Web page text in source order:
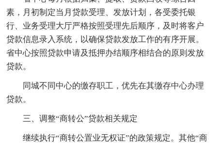
素，月初制定当月贷款受理、发放计划，各受委托银
行、业务受理大厅严格按照受理先后顺序，及时将客户
贷款信息录入系统，以确保贷款发放工作的有序开展。
省中心按照贷款申请及抵押办结顺序相结合的原则发放
贷款。
同城不同中心的缴存职工，优先在其缴存中心办理
贷款。
三、调整“商转公”贷款相关规定
继续执行“商转公置业无权证”的政策规定。其他“商